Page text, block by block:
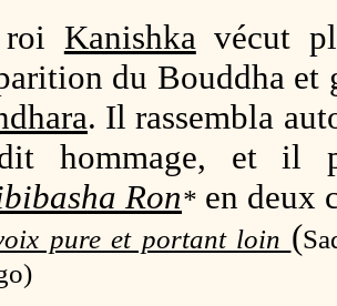
Kanishkavécut
du Bouddha et
. Il rassembla
hommage, et il
Ron* en deux
pure et portant loin (